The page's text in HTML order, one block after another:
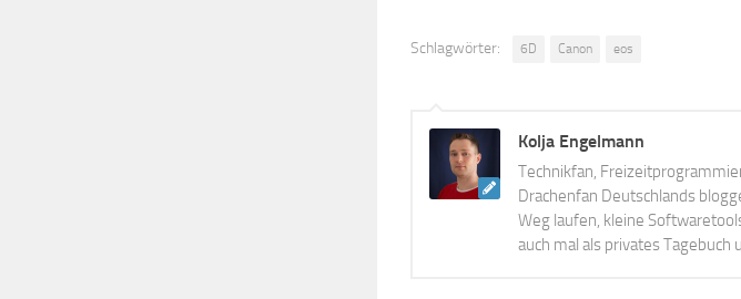
Schlagwörter: 6D Canon eos
Kolja Engelmann
Technikfan,
Drachenfan Deutschlands
Weg laufen, kleine
auch mal als privates Tagebuch